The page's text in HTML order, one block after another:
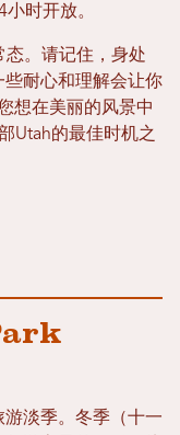
时开放。
态。请记住，身处
耐心和理解会让你
想在美丽的风景中
Utah的最佳时机之
淡季。冬季（十一